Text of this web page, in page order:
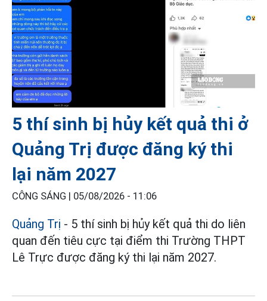
5 thí sinh bị hủy kết quả thi ở
Quảng Trị được đăng ký thi
lại năm 2027
CÔNG SÁNG | 05/08/2026 - 11:06
Quảng Trị - 5 thí sinh bị hủy kết quả thi do liên
quan đến tiêu cực tại điểm thi Trường THPT
Lê Trực được đăng ký thi lại năm 2027.